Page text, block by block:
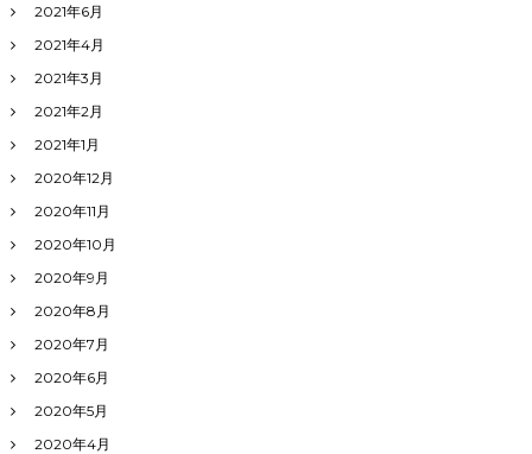
2021年6月
2021年4月
2021年3月
2021年2月
2021年1月
2020年12月
2020年11月
2020年10月
2020年9月
2020年8月
2020年7月
2020年6月
2020年5月
2020年4月